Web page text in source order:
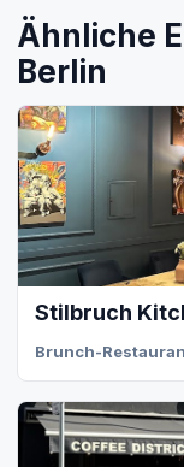
Ähnliche
Berlin
Stilbruch
Brunch-